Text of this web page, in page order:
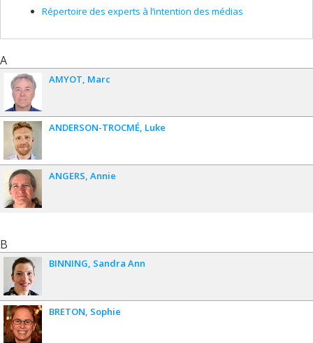
Répertoire des experts à l’intention des médias
A
AMYOT Marc
ANDERSON-TROCMÉ Luke
ANGERS Annie
B
BINNING Sandra Ann
BRETON Sophie